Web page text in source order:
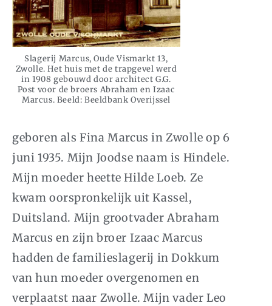
Slagerij Marcus, Oude Vismarkt 13,
Zwolle. Het huis met de trapgevel werd
in 1908 gebouwd door architect G.G.
Post voor de broers Abraham en Izaac
Marcus. Beeld: Beeldbank Overijssel
geboren als Fina Marcus in Zwolle op 6
juni 1935. Mijn Joodse naam is Hindele.
Mijn moeder heette Hilde Loeb. Ze
kwam oorspronkelijk uit Kassel,
Duitsland. Mijn grootvader Abraham
Marcus en zijn broer Izaac Marcus
hadden de familieslagerij in Dokkum
van hun moeder overgenomen en
verplaatst naar Zwolle. Mijn vader Leo